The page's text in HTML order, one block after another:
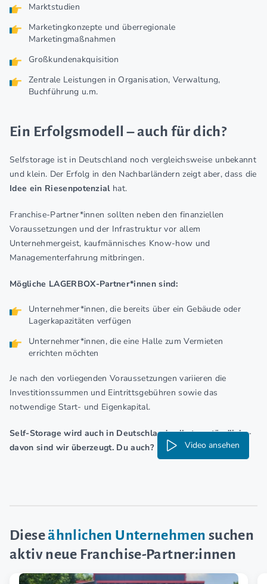
Marktstudien
Marketingkonzepte und überregionale
Marketingmaßnahmen
Großkundenakquisition
Zentrale Leistungen in Organisation, Verwaltung,
Buchführung u.m.
Ein Erfolgsmodell – auch für dich?
Selfstorage ist in Deutschland noch vergleichsweise unbekannt
und klein. Der Erfolg in den Nachbarländern zeigt aber, dass die
Idee ein Riesenpotenzial hat.
Franchise-Partner*innen sollten neben den finanziellen
Voraussetzungen und der Infrastruktur vor allem
Unternehmergeist, kaufmännisches Know-how und
Managementerfahrung mitbringen.
Mögliche LAGERBOX-Partner*innen sind:
Unternehmer*innen, die bereits über ein Gebäude oder
Lagerkapazitäten verfügen
Unternehmer*innen, die eine Halle zum Vermieten
errichten möchten
Je nach den vorliegenden Voraussetzungen variieren die
Investitionssummen und Eintrittsgebühren sowie das
notwendige Start- und Eigenkapital.
Self-Storage wird auch in Deutschland selbstverständlich –
davon sind wir überzeugt. Du auch?
Video ansehen
Dieseähnlichen Unternehmen suchen
aktiv neue Franchise-Partner:innen